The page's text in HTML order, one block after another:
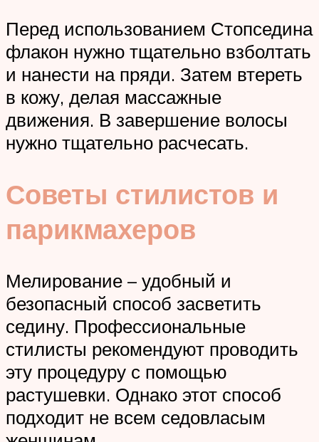
Перед использованием Стопседина
флакон нужно тщательно взболтать
и нанести на пряди. Затем втереть
в кожу, делая массажные
движения. В завершение волосы
нужно тщательно расчесать.
Советы стилистов и
парикмахеров
Мелирование – удобный и
безопасный способ засветить
седину. Профессиональные
стилисты рекомендуют проводить
эту процедуру с помощью
растушевки. Однако этот способ
подходит не всем седовласым